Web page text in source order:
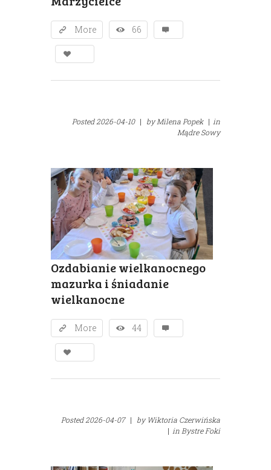
More 66
Posted2026-04-10 | byMilena Popek | in
Mądre Sowy
Ozdabianie wielkanocnego
mazurka i śniadanie
wielkanocne
More 44
Posted2026-04-07 | byWiktoria Czerwińska
| in Bystre Foki